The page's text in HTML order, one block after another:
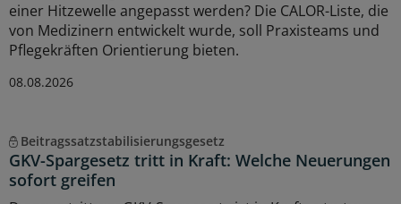
einer Hitzewelle angepasst werden? Die CALOR-Liste, die
von Medizinern entwickelt wurde, soll Praxisteams und
Pflegekräften Orientierung bieten.
08.08.2026
Beitragssatzstabilisierungsgesetz
GKV-Spargesetz tritt in Kraft: Welche Neuerungen
sofort greifen